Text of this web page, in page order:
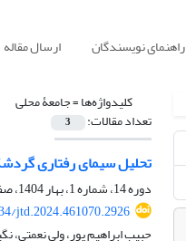
راهنمای نویسندگان ارسال مقاله
کلیدواژه‌ها =جامعۀ محلی
تعداد مقالات: 3
تحلیل سیمای رفتاری
دوره 14، شماره 1، بهار 1404، صفحه
jtd.2024.461070.2926
حبیب ابراهیم پور، ولی نعمتی،